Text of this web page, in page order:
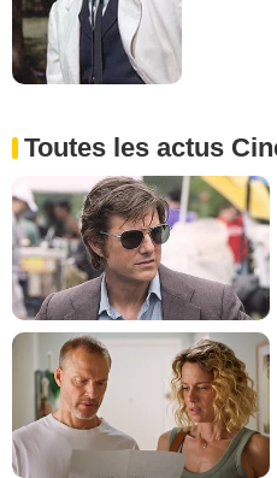
Toutes les actus